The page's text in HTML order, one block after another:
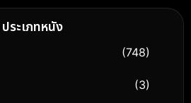
ประเภทหนัง
(748)
(3)